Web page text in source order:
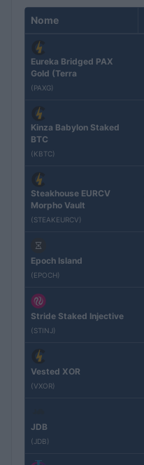
Nome
Eureka Bridged PAX
Gold (Terra
(PAXG)
Kinza Babylon Staked
BTC
(KBTC)
Steakhouse EURCV
Morpho Vault
(STEAKEURCV)
Epoch Island
(EPOCH)
Stride Staked Injective
(STINJ)
Vested XOR
(VXOR)
JDB
(JDB)